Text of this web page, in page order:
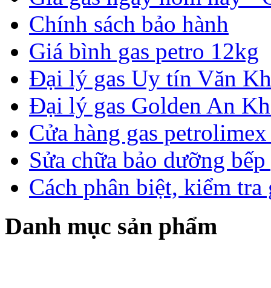
Chính sách bảo hành
Giá bình gas petro 12kg
Đại lý gas Uy tín Văn
Đại lý gas Golden An
Cửa hàng gas
Sửa chữa bảo dưỡng
Cách phân biệt, kiểm
Danh mục sản phẩm